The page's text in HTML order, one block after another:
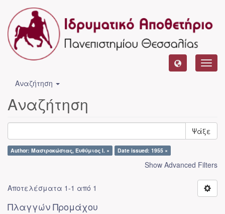
Αναζήτηση
Αναζήτηση
Ψάξε
Author: Μαστροκώστας, Ευθύμιος Ι. × Date issued: 1955 ×
Show Advanced Filters
Αποτελέσματα 1-1 από 1
Πλαγγών Προμάχου